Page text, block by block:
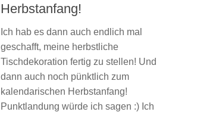
Herbstanfang!
Ich hab es dann auch endlich mal
geschafft, meine herbstliche
Tischdekoration fertig zu stellen! Und
dann auch noch pünktlich zum
kalendarischen Herbstanfang!
Punktlandung würde ich sagen :) Ich